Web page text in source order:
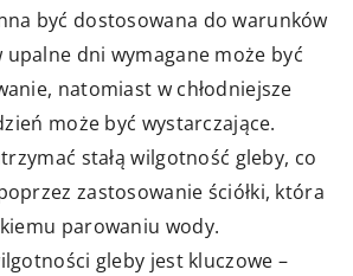
być dostosowana do warunków
dni wymagane może być
natomiast w chłodniejsze
może być wystarczające.
stałą wilgotność gleby, co
zastosowanie ściółki, która
parowaniu wody.
gleby jest kluczowe –